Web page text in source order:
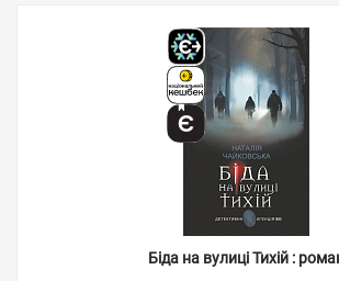
Біда на вулиці Тихій :